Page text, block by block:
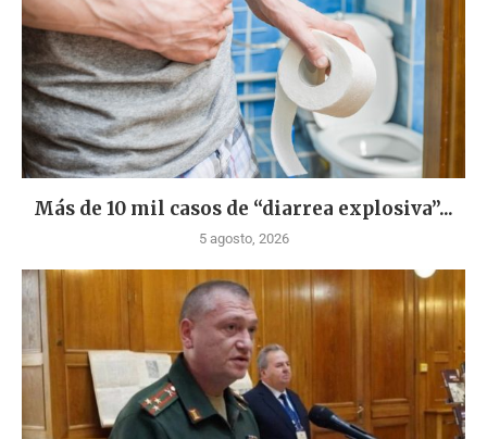
Más de 10 mil casos de “diarrea explosiva”...
5 agosto, 2026